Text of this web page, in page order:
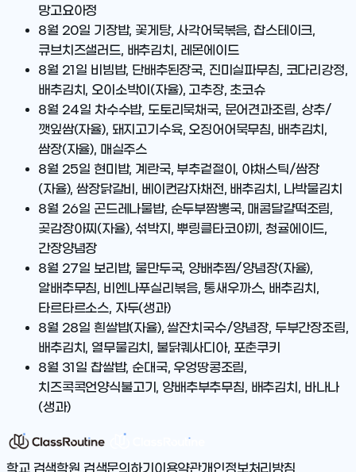
망고요아정
8월 20일 기장밥, 꽃게탕, 사각어묵볶음, 찹스테이크,
큐브치즈샐러드, 배추김치, 레몬에이드
8월 21일 비빔밥, 단배추된장국, 진미실파무침, 코다리강정,
배추김치, 오이소박이(자율), 고추장, 초코슈
8월 24일 차수수밥, 도토리묵채국, 문어견과조림, 상추/
깻잎쌈(자율), 돼지고기수육, 오징어어묵무침, 배추김치,
쌈장(자율), 매실주스
8월 25일 현미밥, 계란국, 부추겉절이, 야채스틱/쌈장
(자율), 쌈장닭갈비, 베이컨감자채전, 배추김치, 나박물김치
8월 26일 곤드레나물밥, 순두부짬뽕국, 매콤달걀떡조림,
곶감장아찌(자율), 섞박지, 뿌링클타코야끼, 청귤에이드,
간장양념장
8월 27일 보리밥, 물만두국, 양배추찜/양념장(자율),
알배추무침, 비엔나푸실리볶음, 통새우까스, 배추김치,
타르타르소스, 자두(생과)
8월 28일 흰쌀밥(자율), 쌀잔치국수/양념장, 두부간장조림,
배추김치, 열무물김치, 불닭퀘사디아, 포춘쿠키
8월 31일 찹쌀밥, 순대국, 우엉땅콩조림,
치즈콕콕언양식불고기, 양배추부추무침, 배추김치, 바나나
(생과)
학교 검색학원 검색문의하기 이용약관개인정보처리방침